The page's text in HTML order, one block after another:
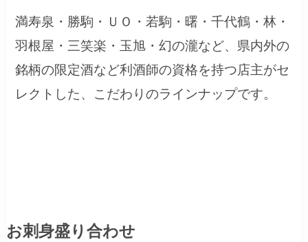
満寿泉・勝駒・ＵＯ・若駒・曙・千代鶴・林・
羽根屋・三笑楽・玉旭・幻の瀧など、県内外の
銘柄の限定酒など利酒師の資格を持つ店主がセ
レクトした、こだわりのラインナップです。
お刺身盛り合わせ